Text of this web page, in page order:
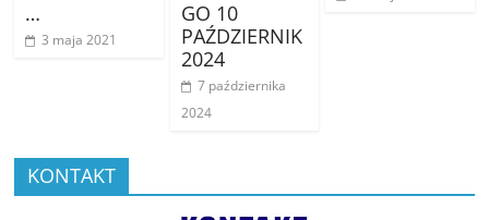
…
3 maja 2021
GO 10
PAŹDZIERNIK
2024
7 października
2024
KONTAKT